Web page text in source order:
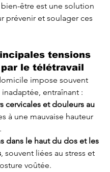
bien-être est une solution
prévenir et soulager ces
tensions
le télétravail
impose souvent
entraînant :
cervicales et douleurs au
à une mauvaise hauteur
dans le haut du dos et les
, souvent liées au stress et
voûtée.